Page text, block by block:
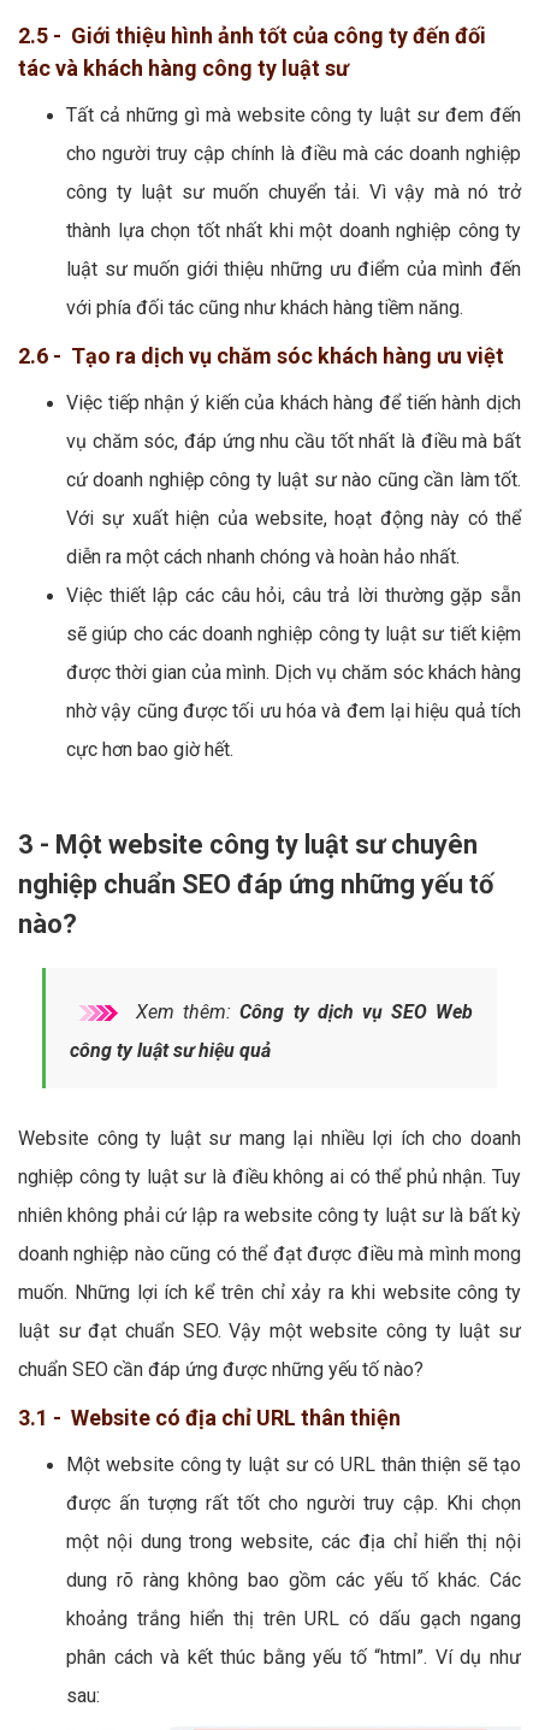
2.5 - Giới thiệu hình ảnh tốt của công ty đến đối
tác và khách hàng công ty luật sư
Tất cả những gì mà website công ty luật sư đem đến
cho người truy cập chính là điều mà các doanh nghiệp
công ty luật sư muốn chuyển tải. Vì vậy mà nó trở
thành lựa chọn tốt nhất khi một doanh nghiệp công ty
luật sư muốn giới thiệu những ưu điểm của mình đến
với phía đối tác cũng như khách hàng tiềm năng.
2.6 - Tạo ra dịch vụ chăm sóc khách hàng ưu việt
Việc tiếp nhận ý kiến của khách hàng để tiến hành dịch
vụ chăm sóc, đáp ứng nhu cầu tốt nhất là điều mà bất
cứ doanh nghiệp công ty luật sư nào cũng cần làm tốt.
Với sự xuất hiện của website, hoạt động này có thể
diễn ra một cách nhanh chóng và hoàn hảo nhất.
Việc thiết lập các câu hỏi, câu trả lời thường gặp sẵn
sẽ giúp cho các doanh nghiệp công ty luật sư tiết kiệm
được thời gian của mình. Dịch vụ chăm sóc khách hàng
nhờ vậy cũng được tối ưu hóa và đem lại hiệu quả tích
cực hơn bao giờ hết.
3 - Một website công ty luật sư chuyên
nghiệp chuẩn SEO đáp ứng những yếu tố
nào?
Xem thêm:Công ty dịch vụ SEO Web
công ty luật sư hiệu quả
Website công ty luật sư mang lại nhiều lợi ích cho doanh
nghiệp công ty luật sư là điều không ai có thể phủ nhận. Tuy
nhiên không phải cứ lập ra website công ty luật sư là bất kỳ
doanh nghiệp nào cũng có thể đạt được điều mà mình mong
muốn. Những lợi ích kể trên chỉ xảy ra khi website công ty
luật sư đạt chuẩn SEO. Vậy một website công ty luật sư
chuẩn SEO cần đáp ứng được những yếu tố nào?
3.1 - Website có địa chỉ URL thân thiện
Một website công ty luật sư có URL thân thiện sẽ tạo
được ấn tượng rất tốt cho người truy cập. Khi chọn
một nội dung trong website, các địa chỉ hiển thị nội
dung rõ ràng không bao gồm các yếu tố khác. Các
khoảng trắng hiển thị trên URL có dấu gạch ngang
phân cách và kết thúc bằng yếu tố “html”. Ví dụ như
sau: